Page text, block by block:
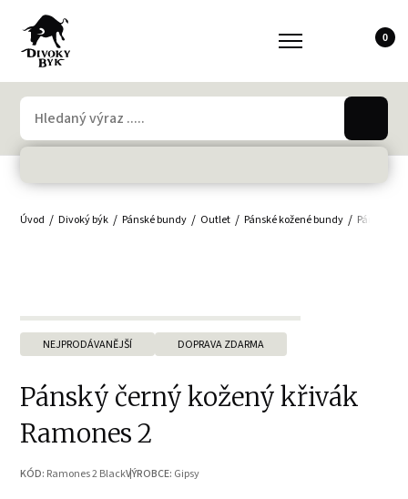
0
Úvod Divoký býk Pánské bundy Outlet Pánské kožené bundy Pánské
NEJPRODÁVANĚJŠÍ DOPRAVA ZDARMA
Pánský černý kožený křivák
Ramones 2
KÓD: Ramones 2 BlackVÝROBCE: Gipsy